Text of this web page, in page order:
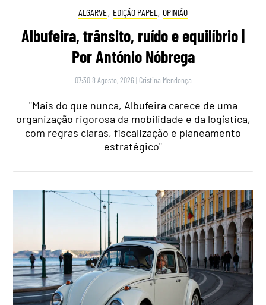
ALGARVE, EDIÇÃO PAPEL , OPINIÃO
Albufeira, trânsito, ruído e equilíbrio |
Por António Nóbrega
07:30 8 Agosto, 2026 | Cristina Mendonça
"Mais do que nunca, Albufeira carece de uma
organização rigorosa da mobilidade e da logística,
com regras claras, fiscalização e planeamento
estratégico"